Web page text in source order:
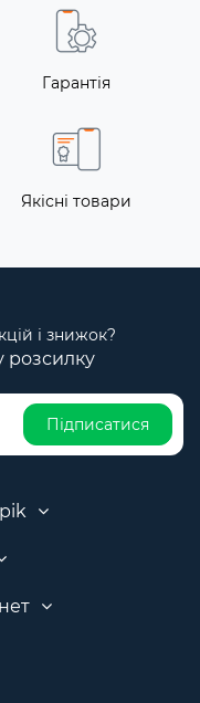
Гарантія
Якісні товари
і знижок?
розсилку
Підписатися